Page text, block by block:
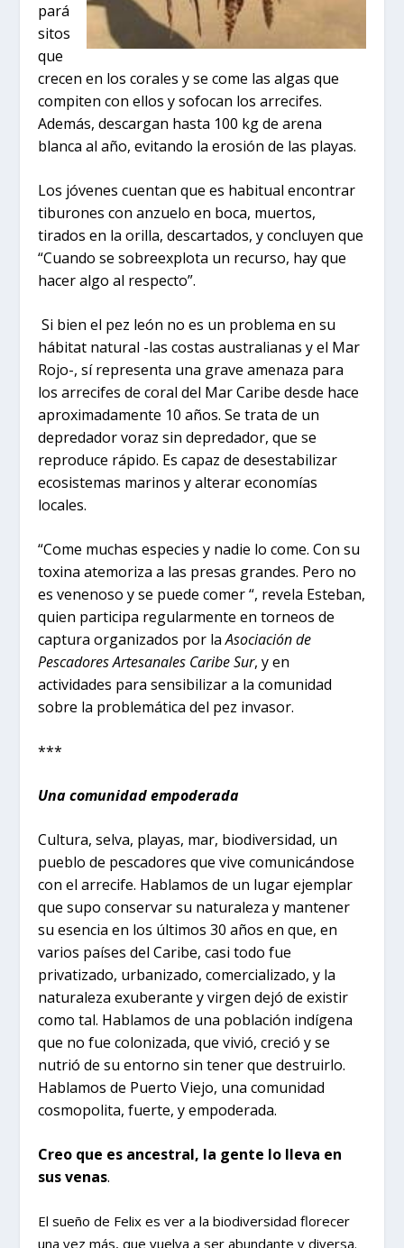
pará
sitos
que
crecen en los corales y se come las algas que
compiten con ellos y sofocan los arrecifes.
Además, descargan hasta 100 kg de arena
blanca al año, evitando la erosión de las playas.
Los jóvenes cuentan que es habitual encontrar
tiburones con anzuelo en boca, muertos,
tirados en la orilla, descartados, y concluyen que
“Cuando se sobreexplota un recurso, hay que
hacer algo al respecto”.
Si bien el pez león no es un problema en su
hábitat natural -las costas australianas y el Mar
Rojo-, sí representa una grave amenaza para
los arrecifes de coral del Mar Caribe desde hace
aproximadamente 10 años. Se trata de un
depredador voraz sin depredador, que se
reproduce rápido. Es capaz de desestabilizar
ecosistemas marinos y alterar economías
locales.
“Come muchas especies y nadie lo come. Con su
toxina atemoriza a las presas grandes. Pero no
es venenoso y se puede comer “, revela Esteban,
quien participa regularmente en torneos de
captura organizados por laAsociación de
Pescadores Artesanales Caribe Sur, y en
actividades para sensibilizar a la comunidad
sobre la problemática del pez invasor.
***
Una comunidad empoderada
Cultura, selva, playas, mar, biodiversidad, un
pueblo de pescadores que vive comunicándose
con el arrecife. Hablamos de un lugar ejemplar
que supo conservar su naturaleza y mantener
su esencia en los últimos 30 años en que, en
varios países del Caribe, casi todo fue
privatizado, urbanizado, comercializado, y la
naturaleza exuberante y virgen dejó de existir
como tal. Hablamos de una población indígena
que no fue colonizada, que vivió, creció y se
nutrió de su entorno sin tener que destruirlo.
Hablamos de Puerto Viejo, una comunidad
cosmopolita, fuerte, y empoderada.
Creo que es ancestral, la gente lo lleva en
sus venas.
El sueño de Felix es ver a la biodiversidad florecer
una vez más, que vuelva a ser abundante y diversa.